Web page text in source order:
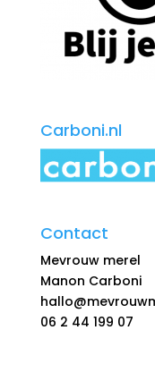
Carboni.nl
Contact
Mevrouw merel
Manon Carboni
06 2 44 199 07